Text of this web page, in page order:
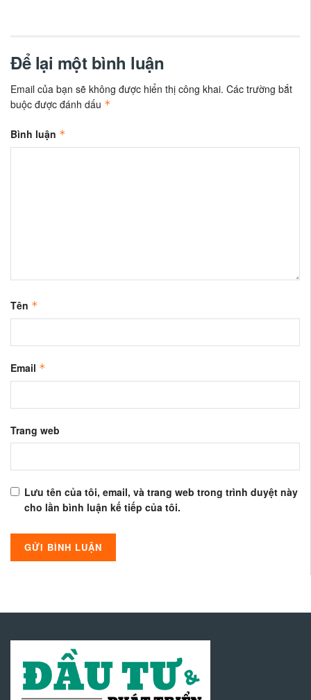
Để lại một bình luận
Email của bạn sẽ không được hiển thị công khai. Các trường bắt
buộc được đánh dấu *
Bình luận *
Tên *
Email *
Trang web
Lưu tên của tôi, email, và trang web trong trình duyệt này
cho lần bình luận kế tiếp của tôi.